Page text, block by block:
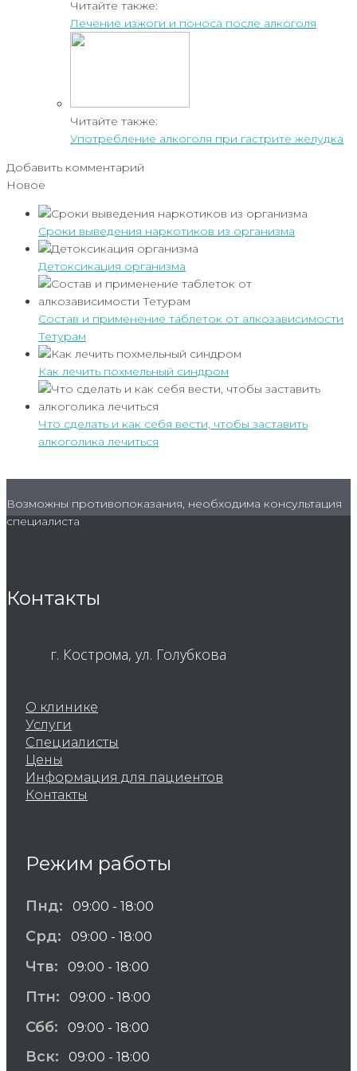
Читайте также:
Лечение изжоги и поноса после алкоголя
Читайте также:
Употребление алкоголя при гастрите желудка
Добавить комментарий
Новое
Сроки выведения наркотиков из организма
Детоксикация организма
Состав и применение таблеток от алкозависимости
Тетурам
Как лечить похмельный синдром
Что сделать и как себя вести, чтобы заставить
алкоголика лечиться
Возможны противопоказания, необходима консультация
специалиста
Контакты
г. Кострома, ул. Голубкова
О клинике
Услуги
Специалисты
Цены
Информация для пациентов
Контакты
Режим работы
Пнд: 09:00 - 18:00
Срд: 09:00 - 18:00
Чтв: 09:00 - 18:00
Птн: 09:00 - 18:00
Сбб: 09:00 - 18:00
Вск: 09:00 - 18:00